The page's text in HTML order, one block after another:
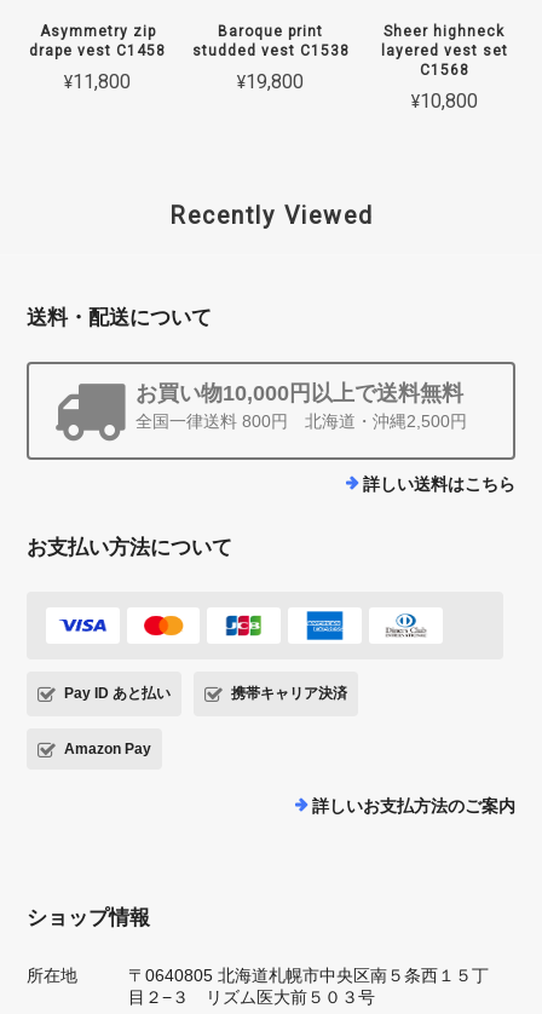
Asymmetry zip
drape vest C1458
¥11,800
Baroque print
studded vest C1538
¥19,800
Sheer highneck
layered vest set
C1568
¥10,800
Recently Viewed
送料・配送について
お買い物10,000円以上で送料無料
全国一律送料 800円 北海道・沖縄2,500円
詳しい送料はこちら
お支払い方法について
Pay ID あと払い 携帯キャリア決済
Amazon Pay
詳しいお支払方法のご案内
ショップ情報
所在地
〒0640805 北海道札幌市中央区南５条西１５丁
目２−３ リズム医大前５０３号